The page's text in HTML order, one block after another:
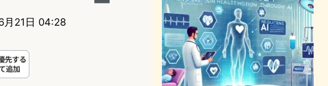
月21日 04:28